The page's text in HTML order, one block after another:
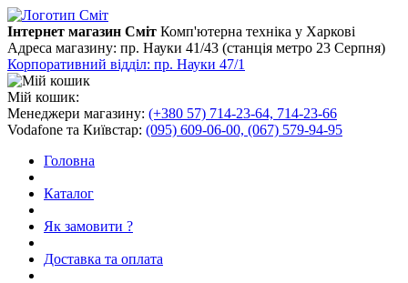
Інтернет магазин Сміт Комп'ютерна техніка у Харкові
Адреса магазину: пр. Науки 41/43 (станція метро 23 Серпня)
Корпоративний відділ: пр. Науки 47/1
Мій кошик:
Менеджери магазину: (+380 57) 714-23-64, 714-23-66
Vodafone та Київстар: (095) 609-06-00, (067) 579-94-95
Головна
Каталог
Як замовити ?
Доставка та оплата